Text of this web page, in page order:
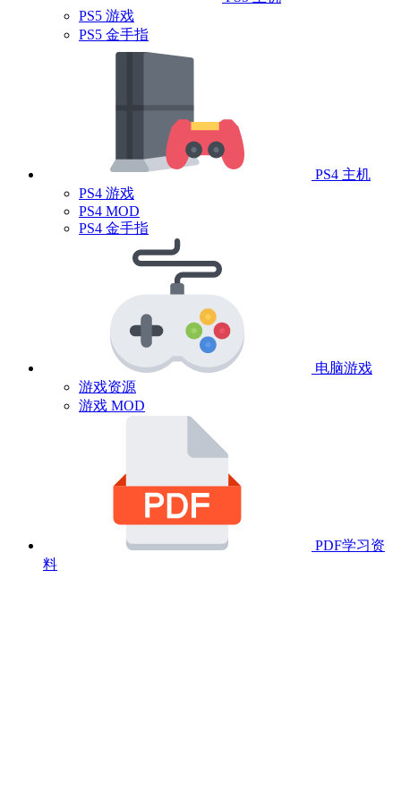
PS5 游戏
PS5 金手指
PS4 主机
PS4 游戏
PS4 MOD
PS4 金手指
电脑游戏
游戏资源
游戏 MOD
PDF学习资
料